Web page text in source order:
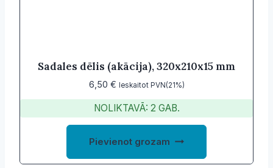
product
Sadales dēlis (akācija), 320x210x15 mm
6,50 € Ieskaitot PVN(21%)
NOLIKTAVĀ: 2 GAB.
Pievienot grozam